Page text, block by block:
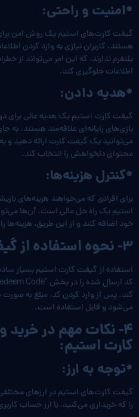
*امنیت و راحتی:
گیفت کارت‌های استیم یک روش امن
هستند. کاربران نیازی به وارد کردن
پلتفرم ندارند، که این امر می‌تواند از
اطلاعات جلوگیری کند.
*هدیه دادن:
گیفت کارت استیم یک هدیه عالی برای
بازی‌های رایانه‌ای علاقه‌مند هستند.
می‌توانید یک گیفت کارت ارائه دهید و
محتوای دلخواهش را انتخاب کند.
*کنترل هزینه‌ها:
برای افرادی که می‌خواهند هزینه‌های
استیم یک راه حل عالی است. آن‌ها
خود اضافه کنند و از این طریق، هزینه‌ها
3- نحوه استفاده از گیفت کارت استیم:
استفاده از گیفت کارت استیم بسیار
کند. پس از وارد کردن کد، مبلغ به
می‌شود و قابل استفاده است.
4- نکات مهم در خرید
کارت استیم:
*توجه به ارز:
گیفت کارت‌های استیم در ارزهای
را که خریداری می‌کنید، با ارز حساب